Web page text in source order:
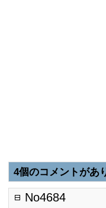
4個のコメントがあ
No4684